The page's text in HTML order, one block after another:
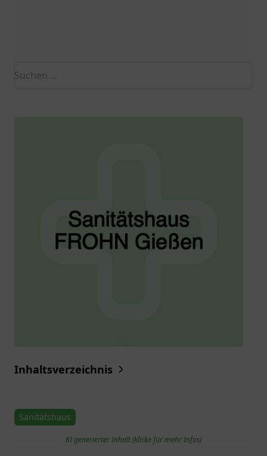
Inhaltsverzeichnis
Sanitätshaus
KI generierter Inhalt (klicke für mehr Infos)